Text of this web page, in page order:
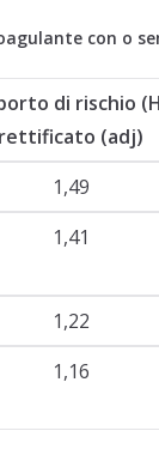
con o
di rischio
rettificato (adj)
1,49
1,41
1,22
1,16